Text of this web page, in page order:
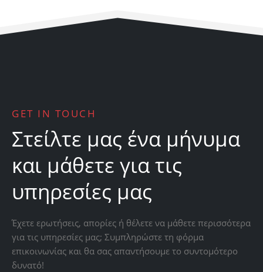
GET IN TOUCH
Στείλτε μας ένα μήνυμα
και μάθετε για τις
υπηρεσίες μας
Έχετε ερωτήσεις, απορίες ή θέλετε να μάθετε περισσότερα
για τις υπηρεσίες μας; Συμπληρώστε τη φόρμα
επικοινωνίας και θα σας απαντήσουμε το συντομότερο
δυνατό!